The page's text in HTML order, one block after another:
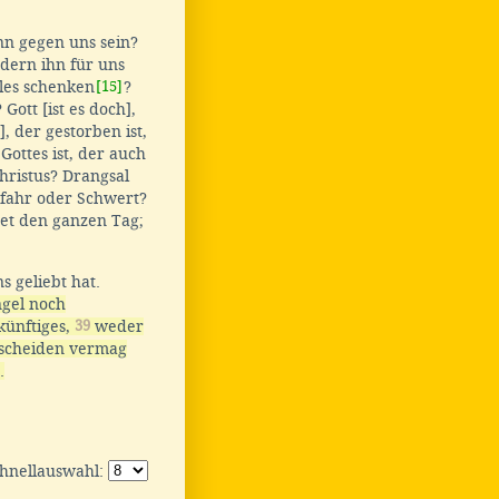
gegen uns sein?
ihn für uns
schenken [15] ?
[ist es doch],
der gestorben ist,
ist, der auch
Drangsal
oder Schwert?
den ganzen Tag;
geliebt hat.
noch
39 weder
vermag